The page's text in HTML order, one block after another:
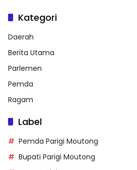
Kategori
Daerah
Berita Utama
Parlemen
Pemda
Ragam
Label
Pemda Parigi Moutong
Bupati Parigi Moutong